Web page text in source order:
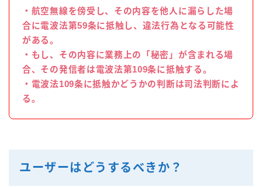
・航空無線を傍受し、その内容を他人に漏らした場
合に電波法第59条に抵触し、違法行為となる可能性
がある。
・もし、その内容に業務上の「秘密」が含まれる場
合、その発信者は電波法第109条に抵触する。
・電波法109条に抵触かどうかの判断は司法判断によ
る。
ユーザーはどうするべきか？